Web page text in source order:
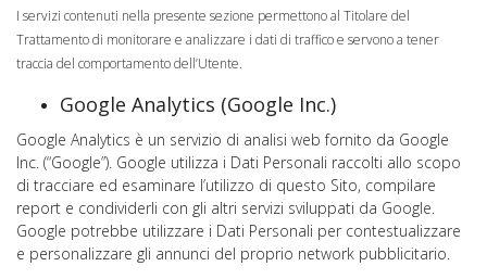
I servizi contenuti nella presente sezione permettono al Titolare del
Trattamento di monitorare e analizzare i dati di traffico e servono a tener
traccia del comportamento dell’Utente.
Google Analytics (Google Inc.)
Google Analytics è un servizio di analisi web fornito da Google
Inc. (“Google”). Google utilizza i Dati Personali raccolti allo scopo
di tracciare ed esaminare l’utilizzo di questo Sito, compilare
report e condividerli con gli altri servizi sviluppati da Google.
Google potrebbe utilizzare i Dati Personali per contestualizzare
e personalizzare gli annunci del proprio network pubblicitario.